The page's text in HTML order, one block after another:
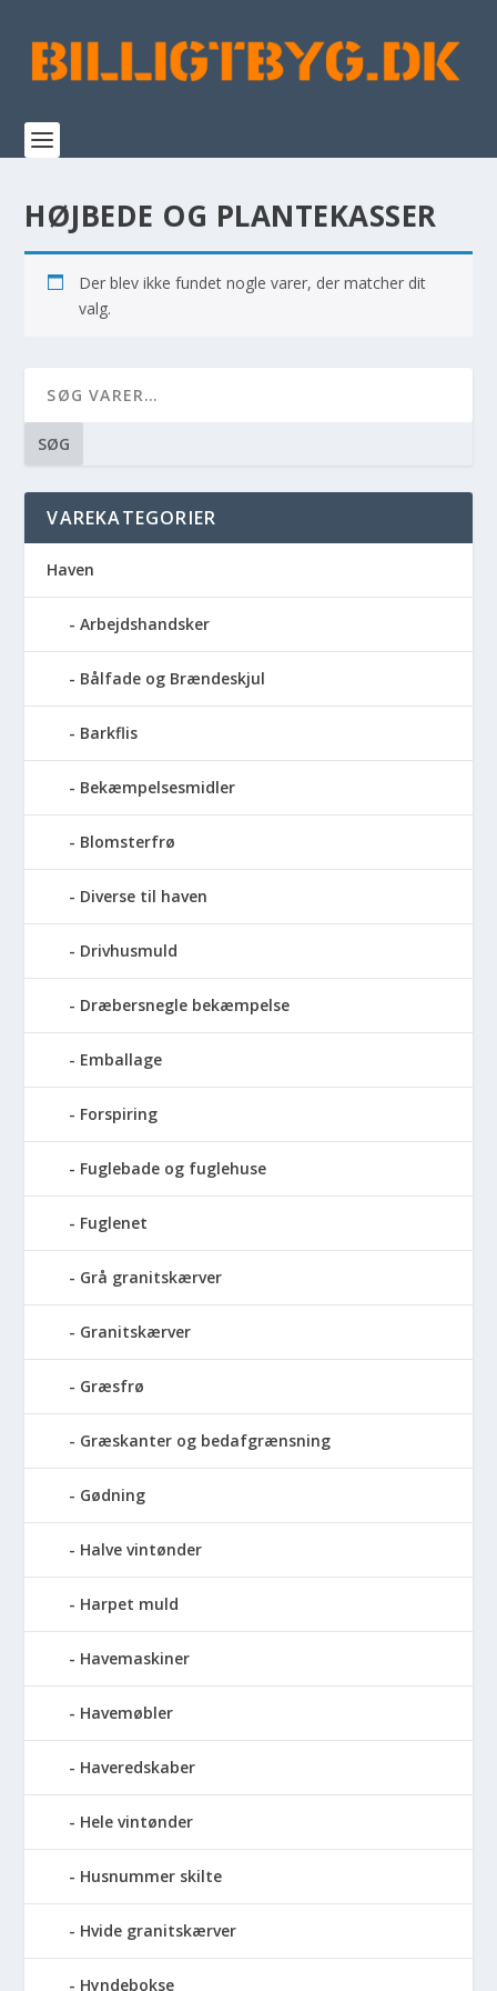
HØJBEDE OG PLANTEKASSER
Der blev ikke fundet nogle varer, der matcher dit
valg.
SØG
VAREKATEGORIER
Haven
Arbejdshandsker
Bålfade og Brændeskjul
Barkflis
Bekæmpelsesmidler
Blomsterfrø
Diverse til haven
Drivhusmuld
Dræbersnegle bekæmpelse
Emballage
Forspiring
Fuglebade og fuglehuse
Fuglenet
Grå granitskærver
Granitskærver
Græsfrø
Græskanter og bedafgrænsning
Gødning
Halve vintønder
Harpet muld
Havemaskiner
Havemøbler
Haveredskaber
Hele vintønder
Husnummer skilte
Hvide granitskærver
Hyndebokse